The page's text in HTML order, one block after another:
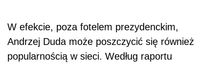
W efekcie, poza fotelem prezydenckim,
Andrzej Duda może poszczycić się również
popularnością w sieci. Według raportu